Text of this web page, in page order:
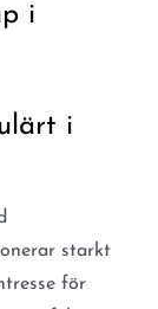
i
i
starkt
för